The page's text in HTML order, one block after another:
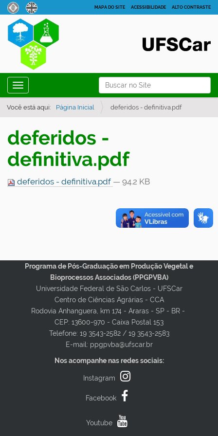
Busca
Busca Avançada…
MAPA DO SITE ACESSIBILIDADE ALTO CONTRASTE
Toggle navigation
Você está aqui: Página Inicial deferidos - definitiva.pdf
deferidos -
definitiva.pdf
deferidos - definitiva.pdf — 94.2 KB
Programa de Pós-Graduação em Produção Vegetal e
Bioprocessos Associados (PPGPVBA)
Universidade Federal de São Carlos - UFSCar
Centro de Ciências Agrárias - CCA
Rodovia Anhanguera, km 174 - Araras - SP - BR -
CEP: 13600-970 - Caixa Postal 153
Telefone: 19 3543-2582 / 19 3543-2583
E-mail: ppgpvba@ufscar.br
Nos acompanhe nas redes sociais:
Instagram
Facebook
Youtube